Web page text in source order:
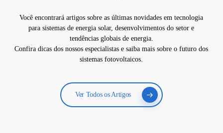
Você encontrará artigos sobre as últimas novidades em tecnologia
para sistemas de energia solar, desenvolvimentos do setor e
tendências globais de energia.
Confira dicas dos nossos especialistas e saiba mais sobre o futuro dos
sistemas fotovoltaicos.
Ver Todos os Artigos